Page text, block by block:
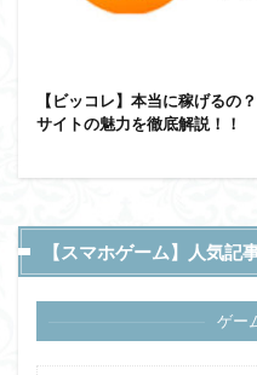
【ビッコレ】本当に稼げるの
サイトの魅力を徹底解説！！
【スマホゲーム】人気記
ゲー